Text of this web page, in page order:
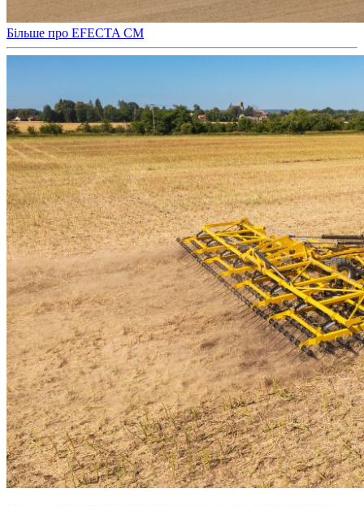
Більше про EFECTA CM